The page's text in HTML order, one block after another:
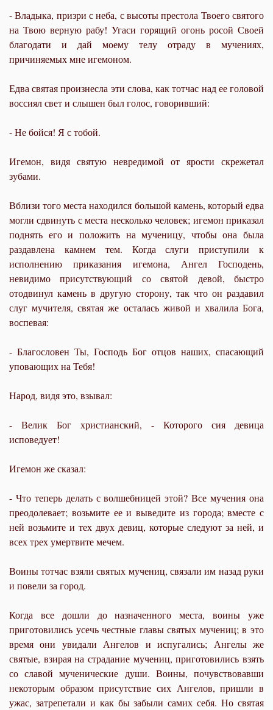
- Владыка, призри с неба, с высоты престола Твоего святого
на Твою верную рабу! Угаси горящий огонь росой Своей
благодати и дай моему телу отраду в мучениях,
причиняемых мне игемоном.
Едва святая произнесла эти слова, как тотчас над ее головой
воссиял свет и слышен был голос, говоривший:
- Не бойся! Я с тобой.
Игемон, видя святую невредимой от ярости скрежетал
зубами.
Вблизи того места находился большой камень, который едва
могли сдвинуть с места несколько человек; игемон приказал
поднять его и положить на мученицу, чтобы она была
раздавлена камнем тем. Когда слуги приступили к
исполнению приказания игемона, Ангел Господень,
невидимо присутствующий со святой девой, быстро
отодвинул камень в другую сторону, так что он раздавил
слуг мучителя, святая же осталась живой и хвалила Бога,
воспевая:
- Благословен Ты, Господь Бог отцов наших, спасающий
уповающих на Тебя!
Народ, видя это, взывал:
- Велик Бог христианский, - Которого сия девица
исповедует!
Игемон же сказал:
- Что теперь делать с волшебницей этой? Все мучения она
преодолевает; возьмите ее и выведите из города; вместе с
ней возьмите и тех двух девиц, которые следуют за ней, и
всех трех умертвите мечем.
Воины тотчас взяли святых мучениц, связали им назад руки
и повели за город.
Когда все дошли до назначенного места, воины уже
приготовились усечь честные главы святых мучениц; в это
время они увидали Ангелов и испугались; Ангелы же
святые, взирая на страдание мучениц, приготовились взять
со славой мученические души. Воины, почувствовавши
некоторым образом присутствие сих Ангелов, пришли в
ужас, затрепетали и как бы забыли самих себя. Но святая